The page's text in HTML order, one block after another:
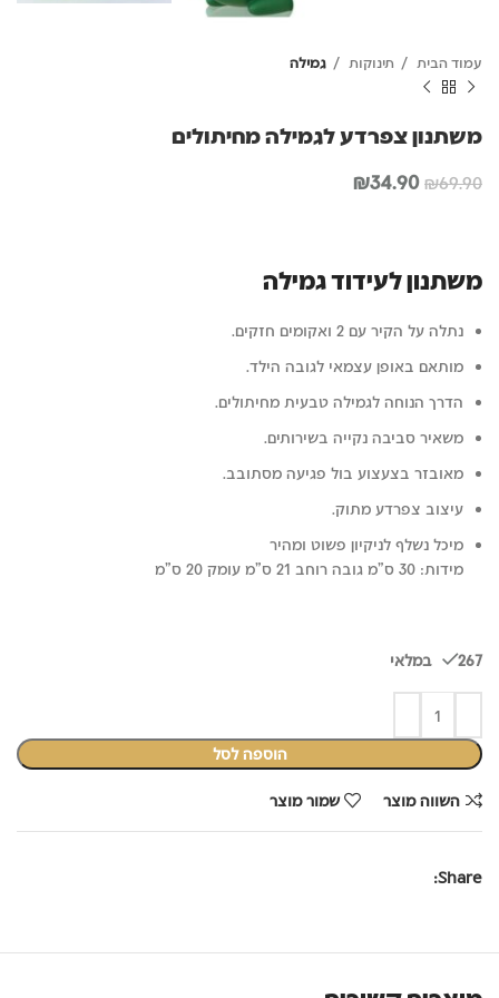
עמוד הבית תינוקות גמילה
משתנון צפרדע לגמילה מחיתולים
₪69.90
המחיר₪34.90
המחיר
משתנון לעידוד גמילה
נתלה על הקיר עם 2 ואקומים חזקים.
מותאם באופן עצמאי לגובה הילד.
הדרך הנוחה לגמילה טבעית מחיתולים.
משאיר סביבה נקייה בשירותים.
מאובזר בצעצוע בול פגיעה מסתובב.
עיצוב צפרדע מתוק.
מיכל נשלף לניקיון פשוט ומהיר
מידות: 30 ס"מ גובה רוחב 21 ס"מ עומק 20 ס"מ
267 במלאי
הוספה לסל
השווה מוצר שמור מוצר
Share: